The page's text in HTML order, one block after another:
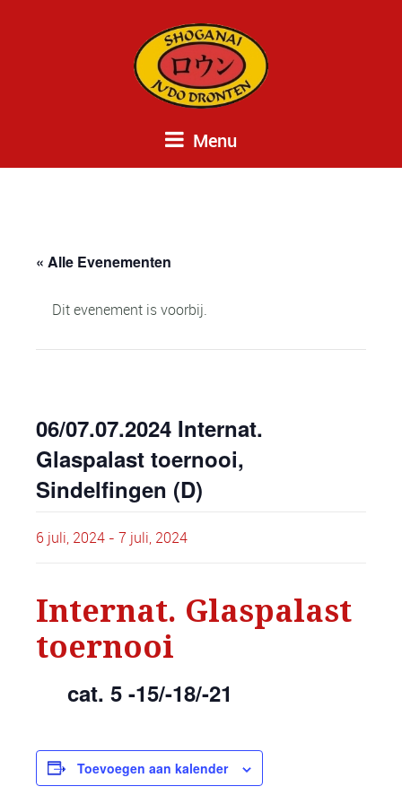
Menu
« Alle Evenementen
Dit evenement is voorbij.
06/07.07.2024 Internat.
Glaspalast toernooi,
Sindelfingen (D)
6 juli, 2024 - 7 juli, 2024
Internat. Glaspalast
toernooi
cat. 5 -15/-18/-21
Toevoegen aan kalender